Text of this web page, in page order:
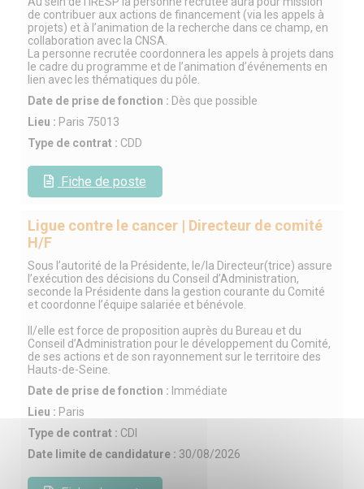
de contribuer aux actions de financement (via les appels à
projets) et à l’animation de la recherche dans ce champ, en
collaboration avec la CNSA.
La personne recrutée coordonnera les appels à projets dans
le cadre du programme et de l’animation d’événements en
lien avec les thématiques du pôle.
Date de prise de fonction : Dès que possible
Lieu : Paris 75013
Type de contrat : CDD
Fiche de poste
Ligue contre le cancer | Directeur de comité
H/F
Sous l’autorité de la Présidente, le/la Directeur(trice) assure
l’exécution des décisions du Conseil d’Administration,
seconde la Présidente dans la gestion courante du Comité
et coordonne l’équipe salariée et bénévole.
Il/elle est force de proposition auprès du Bureau et du
Conseil d’Administration pour le développement du Comité,
de ses actions et de son rayonnement sur le territoire des
Hauts-de-Seine.
Date de prise de fonction : Immédiate
Lieu : Paris
Type de contrat : CDI
Date limite de candidature : 30/08/2026